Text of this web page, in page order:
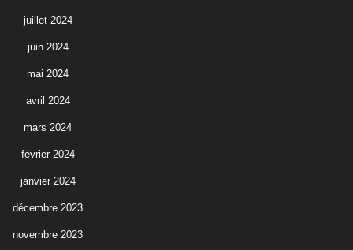
juillet 2024
juin 2024
mai 2024
avril 2024
mars 2024
février 2024
janvier 2024
décembre 2023
novembre 2023